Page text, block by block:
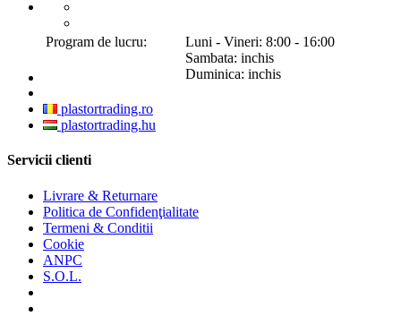
Program de lucru:
Luni - Vineri: 8:00 - 16:00
Sambata: inchis
Duminica: inchis
plastortrading.ro
plastortrading.hu
Servicii clienti
Livrare & Returnare
Politica de Confidenţialitate
Termeni & Conditii
Cookie
ANPC
S.O.L.